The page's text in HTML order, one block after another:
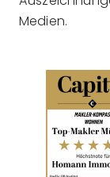
Medien.